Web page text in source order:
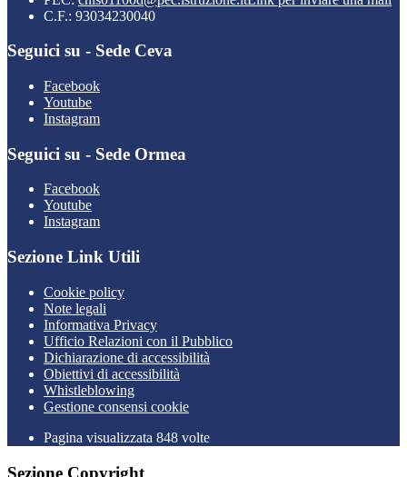
C.F.: 93034230040
Seguici su - Sede Ceva
Facebook
Youtube
Instagram
Seguici su - Sede Ormea
Facebook
Youtube
Instagram
Sezione Link Utili
Cookie policy
Note legali
Informativa Privacy
Ufficio Relazioni con il Pubblico
Dichiarazione di accessibilità
Obiettivi di accessibilità
Whistleblowing
Gestione consensi cookie
Pagina visualizzata 848 volte
Sezione Copyright